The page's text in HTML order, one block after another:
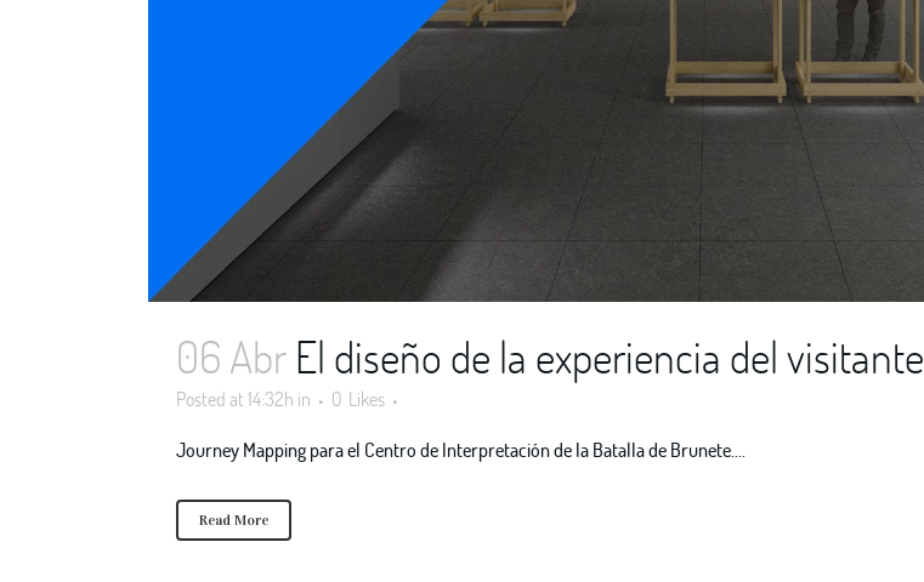
06 AbrEl diseño de la experiencia del visitante
Posted at 14:32h in 0 Likes
Journey Mapping para el Centro de Interpretación de la Batalla de Brunete....
Read More